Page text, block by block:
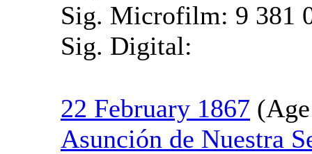
Sig. Microfilm: 9 381
Sig. Digital:
22 February 1867
Asunción de Nuestra